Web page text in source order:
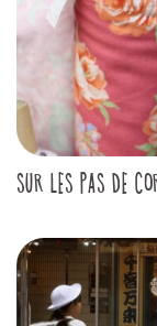
SUR LES PAS DE